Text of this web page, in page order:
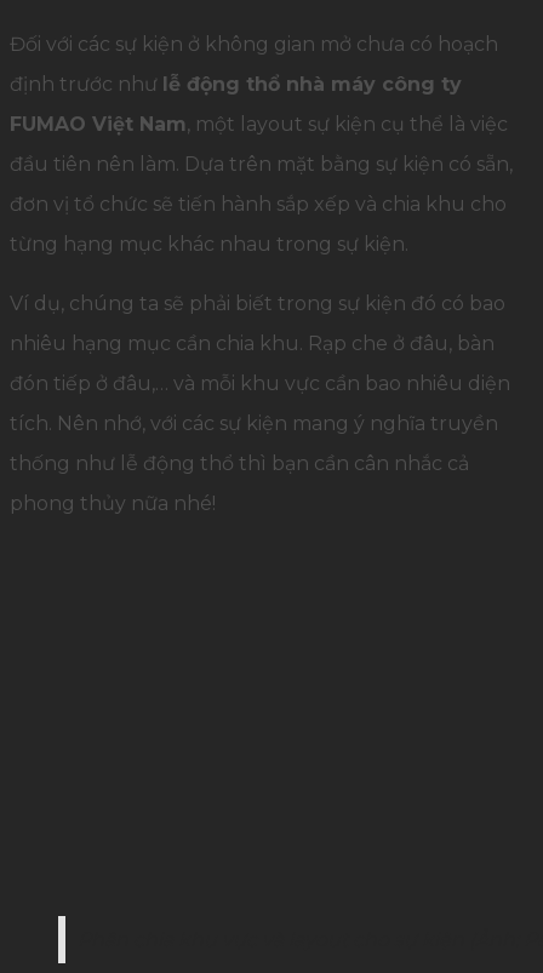
Đối với các sự kiện ở không gian mở chưa có hoạch
định trước như lễ động thổ nhà máy công ty
FUMAO Việt Nam, một layout sự kiện cụ thể là việc
đầu tiên nên làm. Dựa trên mặt bằng sự kiện có sẵn,
đơn vị tổ chức sẽ tiến hành sắp xếp và chia khu cho
từng hạng mục khác nhau trong sự kiện.
Ví dụ, chúng ta sẽ phải biết trong sự kiện đó có bao
nhiêu hạng mục cần chia khu. Rạp che ở đâu, bàn
đón tiếp ở đâu,… và mỗi khu vực cần bao nhiêu diện
tích. Nên nhớ, với các sự kiện mang ý nghĩa truyền
thống như lễ động thổ thì bạn cần cân nhắc cả
phong thủy nữa nhé!